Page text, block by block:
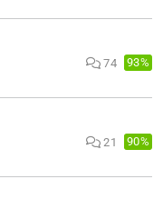
74 93%
21 90%